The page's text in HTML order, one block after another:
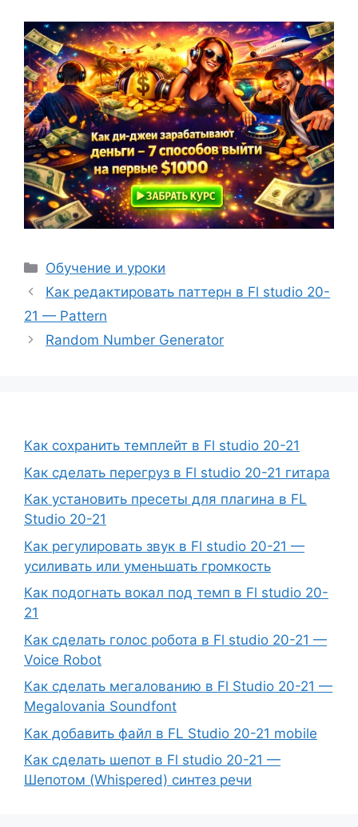
Рубрики
Обучение и уроки
Как редактировать паттерн в Fl studio 20-
21 — Pattern
Random Number Generator
Как сохранить темплейт в Fl studio 20-21
Как сделать перегруз в Fl studio 20-21 гитара
Как установить пресеты для плагина в FL
Studio 20-21
Как регулировать звук в Fl studio 20-21 —
усиливать или уменьшать громкость
Как подогнать вокал под темп в Fl studio 20-
21
Как сделать голос робота в Fl studio 20-21 —
Voice Robot
Как сделать мегалованию в Fl Studio 20-21 —
Megalovania Soundfont
Как добавить файл в FL Studio 20-21 mobile
Как сделать шепот в Fl studio 20-21 —
Шепотом (Whispered) синтез речи